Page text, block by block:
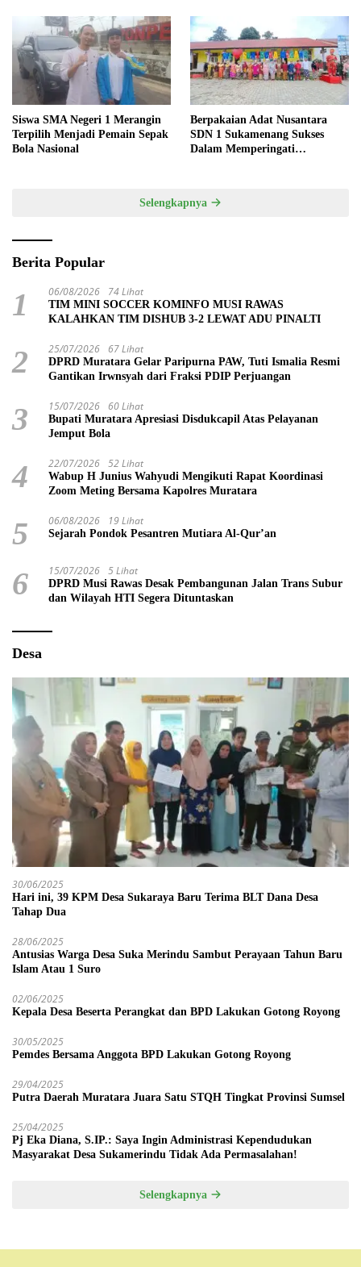
Siswa SMA Negeri 1 Merangin
Terpilih Menjadi Pemain Sepak
Bola Nasional
Berpakaian Adat Nusantara
SDN 1 Sukamenang Sukses
Dalam Memperingati
Selengkapnya
Berita Popular
1 06/08/2026 74 Lihat
TIM MINI SOCCER KOMINFO MUSI RAWAS
KALAHKAN TIM DISHUB 3-2 LEWAT ADU PINALTI
2 25/07/2026 67 Lihat
DPRD Muratara Gelar Paripurna PAW, Tuti Ismalia Resmi
Gantikan Irwnsyah dari Fraksi PDIP Perjuangan
3 15/07/2026 60 Lihat
Bupati Muratara Apresiasi Disdukcapil Atas Pelayanan
Jemput Bola
4 22/07/2026 52 Lihat
Wabup H Junius Wahyudi Mengikuti Rapat Koordinasi
Zoom Meting Bersama Kapolres Muratara
5 06/08/2026 19 Lihat
Sejarah Pondok Pesantren Mutiara Al-Qur’an
6 15/07/2026 5 Lihat
DPRD Musi Rawas Desak Pembangunan Jalan Trans Subur
dan Wilayah HTI Segera Dituntaskan
Desa
30/06/2025
Hari ini, 39 KPM Desa Sukaraya Baru Terima BLT Dana Desa
Tahap Dua
28/06/2025
Antusias Warga Desa Suka Merindu Sambut Perayaan Tahun Baru
Islam Atau 1 Suro
02/06/2025
Kepala Desa Beserta Perangkat dan BPD Lakukan Gotong Royong
30/05/2025
Pemdes Bersama Anggota BPD Lakukan Gotong Royong
29/04/2025
Putra Daerah Muratara Juara Satu STQH Tingkat Provinsi Sumsel
25/04/2025
Pj Eka Diana, S.IP.: Saya Ingin Administrasi Kependudukan
Masyarakat Desa Sukamerindu Tidak Ada Permasalahan!
Selengkapnya